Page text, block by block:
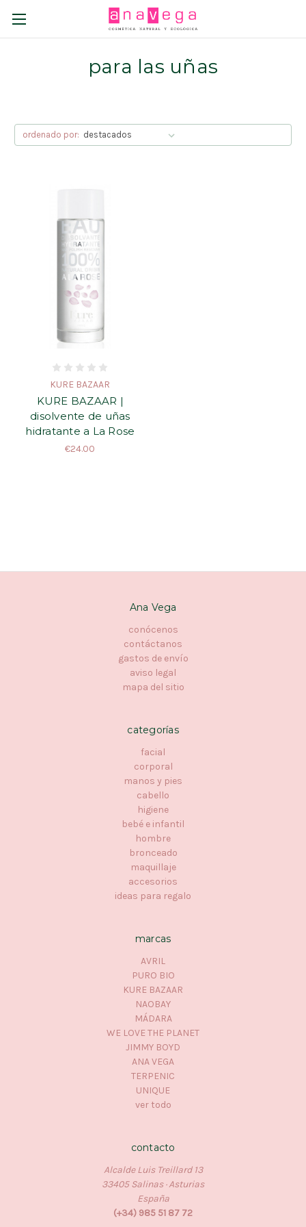
para las uñas
ordenado por:
KURE BAZAAR
KURE BAZAAR |
disolvente de uñas
hidratante a La Rose
€24.00
Ana Vega
conócenos
contáctanos
gastos de envío
aviso legal
mapa del sitio
categorías
facial
corporal
manos y pies
cabello
higiene
bebé e infantil
hombre
bronceado
maquillaje
accesorios
ideas para regalo
marcas
AVRIL
PURO BIO
KURE BAZAAR
NAOBAY
MÁDARA
WE LOVE THE PLANET
JIMMY BOYD
ANA VEGA
TERPENIC
UNIQUE
ver todo
contacto
Alcalde Luis Treillard 13
33405 Salinas · Asturias
España
(+34) 985 51 87 72